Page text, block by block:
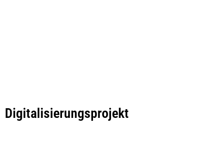
Digitalisierungsprojekt